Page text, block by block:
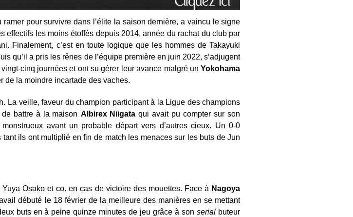
ramer pour survivre dans l’élite la saison dernière, a vaincu le signe
effectifs les moins étoffés depuis 2014, année du rachat du club par
Finalement, c’est en toute logique que les hommes de Takayuki
qu’il a pris les rênes de l’équipe première en juin 2022, s’adjugent
cinq journées et ont su gérer leur avance malgré unYokohama
de la moindre incartade des vaches.
La veille, faveur du champion participant à la Ligue des champions
battre à la maison Albirex Niigata qui avait pu compter sur son
avant un probable départ vers d’autres cieux. Un 0-0
ils ont multiplié en fin de match les menaces sur les buts de Jun
Osako et co. en cas de victoire des mouettes. Face à Nagoya
débuté le 18 février de la meilleure des manières en se mettant
buts en à peine quinze minutes de jeu grâce à sonserial buteur